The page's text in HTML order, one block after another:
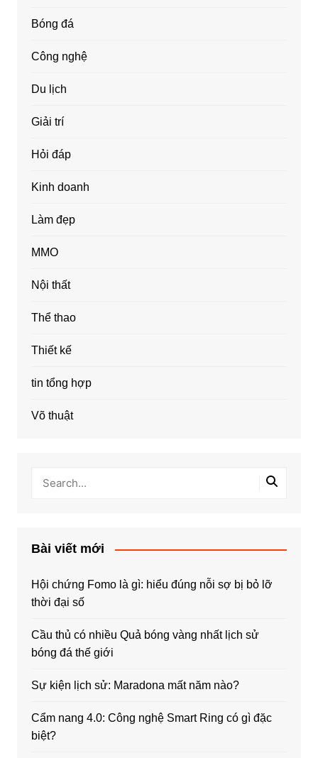
Bóng đá
Công nghệ
Du lịch
Giải trí
Hỏi đáp
Kinh doanh
Làm đẹp
MMO
Nội thất
Thể thao
Thiết kế
tin tổng hợp
Võ thuật
Bài viết mới
Hội chứng Fomo là gì: hiểu đúng nỗi sợ bị bỏ lỡ
thời đại số
Cầu thủ có nhiều Quả bóng vàng nhất lịch sử
bóng đá thế giới
Sự kiện lịch sử: Maradona mất năm nào?
Cẩm nang 4.0: Công nghệ Smart Ring có gì đặc
biệt?